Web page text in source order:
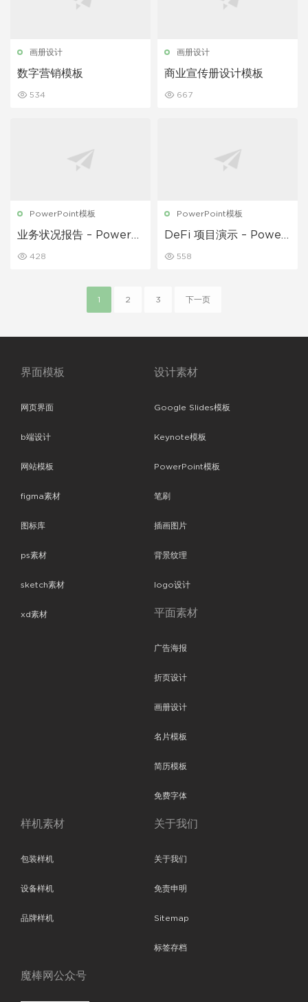
画册设计
数字营销模板
534
画册设计
商业宣传册设计模板
667
PowerPoint模板
业务状况报告 – Powerp
428
PowerPoint模板
DeFi 项目演示 – Power
558
1 2 3 下一页
界面模板
网页界面
b端设计
网站模板
figma素材
图标库
ps素材
sketch素材
xd素材
设计素材
Google Slides模板
Keynote模板
PowerPoint模板
笔刷
插画图片
背景纹理
logo设计
平面素材
广告海报
折页设计
画册设计
名片模板
简历模板
免费字体
样机素材
包装样机
设备样机
品牌样机
关于我们
关于我们
免责申明
Sitemap
标签存档
魔棒网公众号